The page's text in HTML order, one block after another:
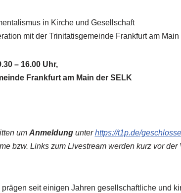
in Kirche und Gesellschaft
mit der Trinitatisgemeinde Frankfurt am
– 16.00 Uhr,
Frankfurt am Main der SELK
um Anmeldungunterhttps://t1p.de/
bzw. Links zum Livestream werden kurz vor der
seit einigen Jahren gesellschaftliche und